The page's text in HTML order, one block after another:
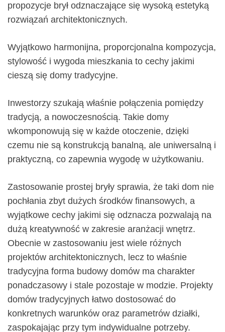
propozycje brył odznaczające się wysoką estetyką
rozwiązań architektonicznych.
Wyjątkowo harmonijna, proporcjonalna kompozycja,
stylowość i wygoda mieszkania to cechy jakimi
cieszą się domy tradycyjne.
Inwestorzy szukają właśnie połączenia pomiędzy
tradycją, a nowoczesnością. Takie domy
wkomponowują się w każde otoczenie, dzięki
czemu nie są konstrukcją banalną, ale uniwersalną i
praktyczną, co zapewnia wygodę w użytkowaniu.
Zastosowanie prostej bryły sprawia, że taki dom nie
pochłania zbyt dużych środków finansowych, a
wyjątkowe cechy jakimi się odznacza pozwalają na
dużą kreatywność w zakresie aranżacji wnętrz.
Obecnie w zastosowaniu jest wiele różnych
projektów architektonicznych, lecz to właśnie
tradycyjna forma budowy domów ma charakter
ponadczasowy i stale pozostaje w modzie. Projekty
domów tradycyjnych łatwo dostosować do
konkretnych warunków oraz parametrów działki,
zaspokajając przy tym indywidualne potrzeby.